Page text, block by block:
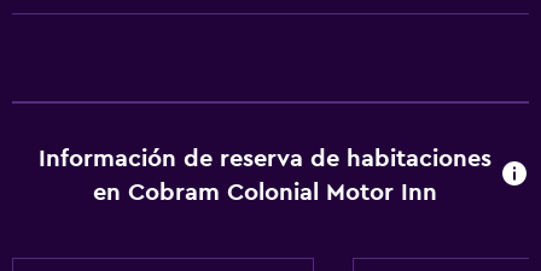
Artículos de aseo gratis
Comedor
Información de reserva de habitaciones
en Cobram Colonial Motor Inn